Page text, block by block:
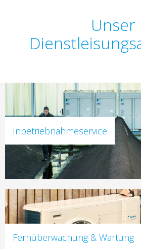
Unser
Inbetriebnahmeservice
Fernüberwachung & Wartung